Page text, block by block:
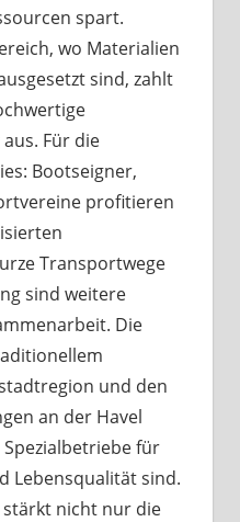
spart.
wo Materialien
sind, zahlt
Für die
Bootseigner,
profitieren
Transportwege
sind weitere
Die
und den
an der Havel
für
Lebensqualität sind.
stärkt nicht nur die